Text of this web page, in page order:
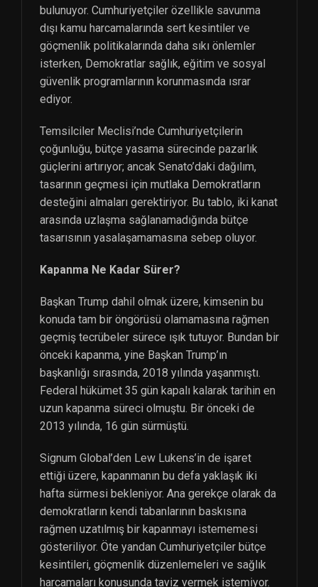
bulunuyor. Cumhuriyetçiler özellikle savunma
dışı kamu harcamalarında sert kesintiler ve
göçmenlik politikalarında daha sıkı önlemler
isterken, Demokratlar sağlık, eğitim ve sosyal
güvenlik programlarının korunmasında ısrar
ediyor.
Temsilciler Meclisi’nde Cumhuriyetçilerin
çoğunluğu, bütçe yasama sürecinde pazarlık
güçlerini artırıyor; ancak Senato’daki dağılım,
tasarının geçmesi için mutlaka Demokratların
desteğini almaları gerektiriyor. Bu tablo, iki kanat
arasında uzlaşma sağlanamadığında bütçe
tasarısının yasalaşamamasına sebep oluyor.
Kapanma Ne Kadar Sürer?
Başkan Trump dahil olmak üzere, kimsenin bu
konuda tam bir öngörüsü olamamasına rağmen
geçmiş tecrübeler sürece ışık tutuyor. Bundan bir
önceki kapanma, yine Başkan Trump’ın
başkanlığı sırasında, 2018 yılında yaşanmıştı.
Federal hükümet 35 gün kapalı kalarak tarihin en
uzun kapanma süreci olmuştu. Bir önceki de
2013 yılında, 16 gün sürmüştü.
Signum Global’den Lew Lukens’in de işaret
ettiği üzere, kapanmanın bu defa yaklaşık iki
hafta sürmesi bekleniyor. Ana gerekçe olarak da
demokratların kendi tabanlarının baskısına
rağmen uzatılmış bir kapanmayı istememesi
gösteriliyor. Öte yandan Cumhuriyetçiler bütçe
kesintileri, göçmenlik düzenlemeleri ve sağlık
harcamaları konusunda taviz vermek istemiyor.